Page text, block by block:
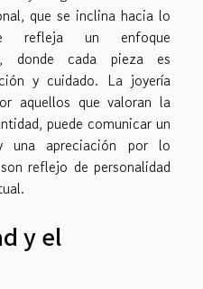
que se inclina hacia lo
refleja un enfoque
donde cada pieza es
y cuidado. La joyería
aquellos que valoran la
puede comunicar un
una apreciación por lo
reflejo de personalidad
y el